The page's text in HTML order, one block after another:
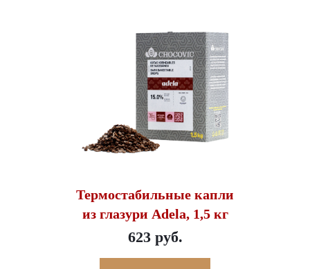
Термостабильные капли
из глазури Adela, 1,5 кг
623 руб.